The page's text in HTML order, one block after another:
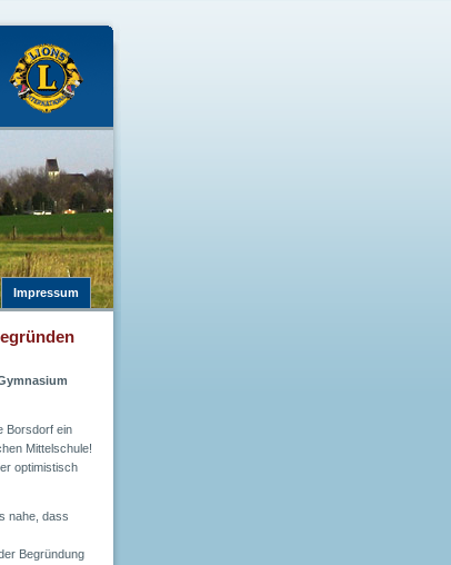
Impressum
Borsdorf ein
Mittelschule!
optimistisch
nahe, dass
Begründung